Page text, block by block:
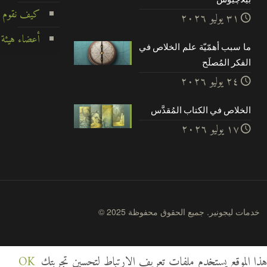
۳۱ يوليو ۲۰۲٦
ما سبب أهمّيّة علم الخلاص في
الفكر المُصلَح
۲٤ يوليو ۲۰۲٦
الخلاص في الكتاب المُقدَّس
۱۷ يوليو ۲۰۲٦
كيف نقوم
أعضاء
© 2025 خدمات ليجونير. جميع الحقوق محفوظة
هذا الموقع يستخدم ملفات تعريف الارتباط لتحسين تجربتك OK